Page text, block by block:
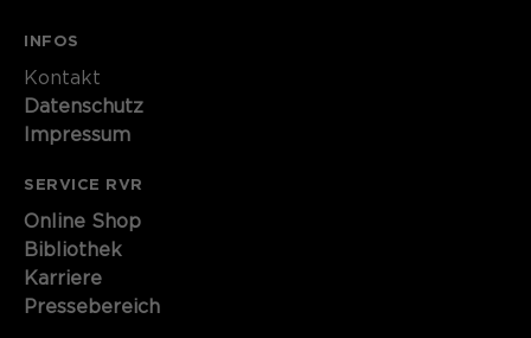
INFOS
Kontakt​​​​​
Datenschutz
Impressum
SERVICE RVR
Online Shop
Bibliothek
Karriere
Pressebereich